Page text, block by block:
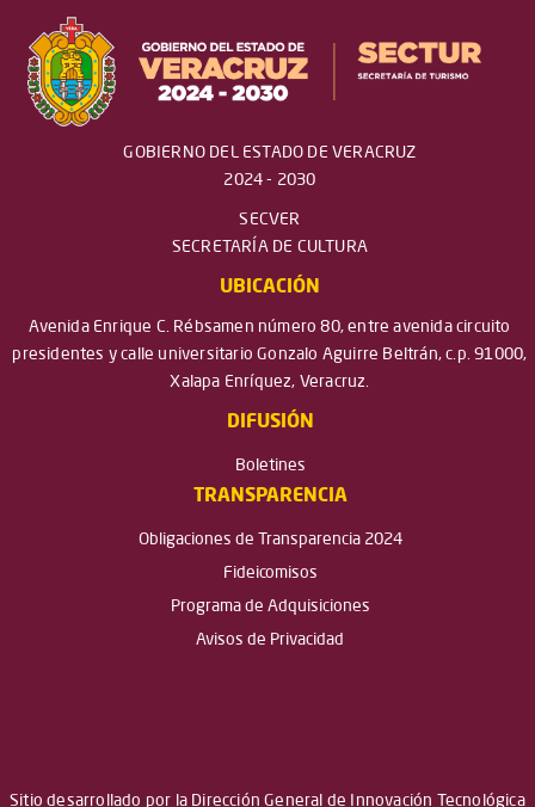
GOBIERNO DEL ESTADO DE VERACRUZ
2024 - 2030
SECVER
SECRETARÍA DE CULTURA
UBICACIÓN
Avenida Enrique C. Rébsamen número 80, entre avenida circuito
presidentes y calle universitario Gonzalo Aguirre Beltrán, c.p. 91000,
Xalapa Enríquez, Veracruz.
DIFUSIÓN
Boletines
TRANSPARENCIA
Obligaciones de Transparencia 2024
Fideicomisos
Programa de Adquisiciones
Avisos de Privacidad
Sitio desarrollado por la Dirección General de Innovación Tecnológica